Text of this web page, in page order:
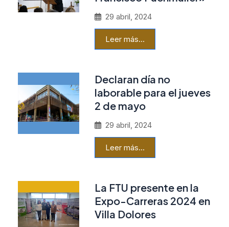
29 abril, 2024
Leer más…
Declaran día no
laborable para el jueves
2 de mayo
29 abril, 2024
Leer más…
La FTU presente en la
Expo-Carreras 2024 en
Villa Dolores